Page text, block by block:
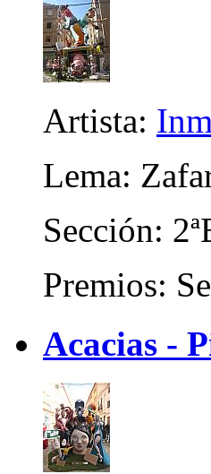
Artista:
Lema:
Sección:
Premios:
Acacias -